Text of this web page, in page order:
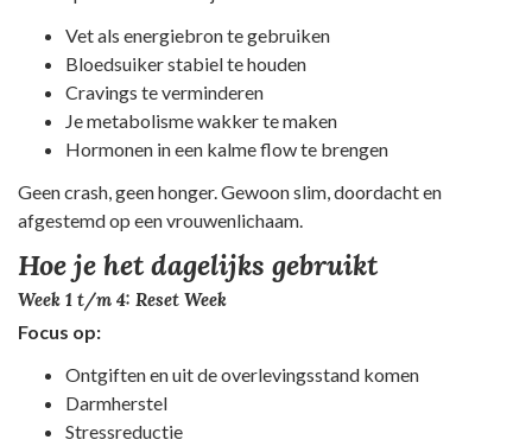
Vet als energiebron te gebruiken
Bloedsuiker stabiel te houden
Cravings te verminderen
Je metabolisme wakker te maken
Hormonen in een kalme flow te brengen
Geen crash, geen honger. Gewoon slim, doordacht en
afgestemd op een vrouwenlichaam.
Hoe je het dagelijks gebruikt
Week 1 t/m 4: Reset Week
Focus op:
Ontgiften en uit de overlevingsstand komen
Darmherstel
Stressreductie